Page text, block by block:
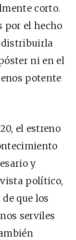
corto.
por el hecho
distribuirla
ni en el
potente
el estreno
y
político,
que los
serviles